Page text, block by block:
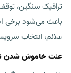
ترافیک سنگین،
باعث می‌شود برخی
علائم، انتخاب
علت خاموش شدن